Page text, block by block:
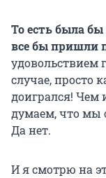
То есть была
все бы пришли
удовольствием
случае, просто
доигрался! Чем
думаем, что мы
Да нет.
И я смотрю на